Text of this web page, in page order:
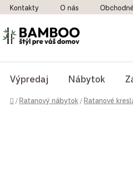
Prejsť na obsah
Kontakty O nás
Výpredaj Nábytok
Domov
/Ratanový nábytok /Ratanové